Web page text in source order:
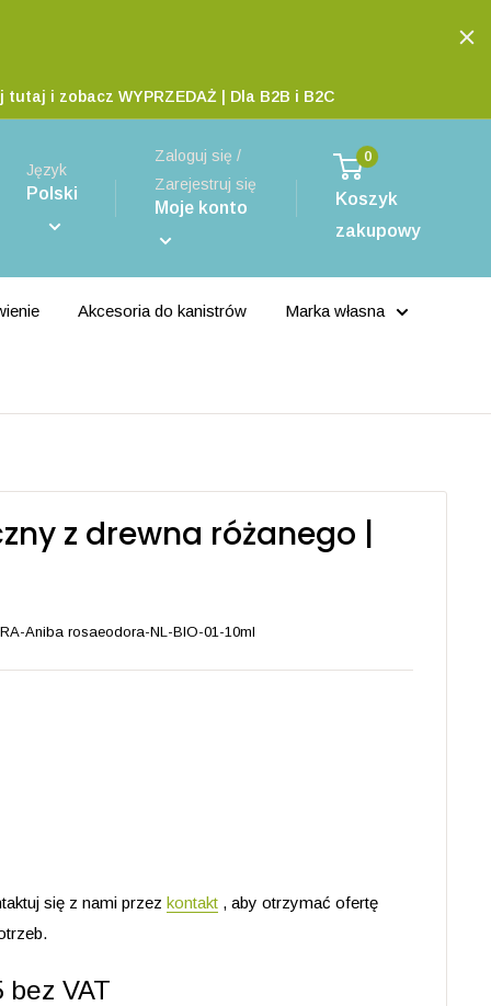
i zobacz WYPRZEDAŻ | Dla B2B i B2C
Język
Polski
Zaloguj się /
Zarejestruj się
Moje konto
0
Koszyk
zakupowy
Akcesoria do kanistrów Marka własna
z drewna różanego |
Aniba rosaeodora-NL-BIO-01-10ml
się z nami przez kontakt , aby otrzymać ofertę
bez VAT